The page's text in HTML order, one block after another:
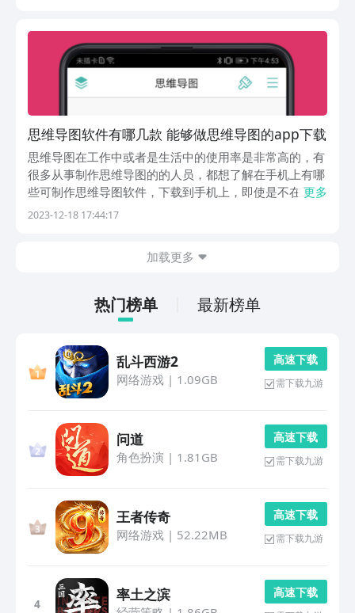
的...
思维导图软件有哪几款 能够做思维导图的app下载
思维导图在工作中或者是生活中的使用率是非常高的，有
很多从事制作思维导图的的人员，都想了解在手机上有哪
些可制作思维导图软件，下载到手机上，即使是不在工作
区域，如果遇到需要处理的问题，掏出手机就能操作非常
更多
2023-12-18 17:44:17
加载更多
热门榜单 最新榜单
乱斗西游2
网络游戏| 1.09GB
高 速 下 载
需下载九游
问道
角色扮演 | 1.81GB
高 速 下 载
需下载九游
王者传奇
网络游戏| 52.22MB
高 速 下 载
需下载九游
4
率土之滨 高 速 下 载